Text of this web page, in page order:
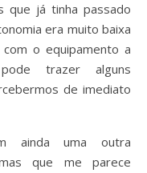
que já tinha passado
era muito baixa
o equipamento a
trazer alguns
de imediato
ainda uma outra
que me parece